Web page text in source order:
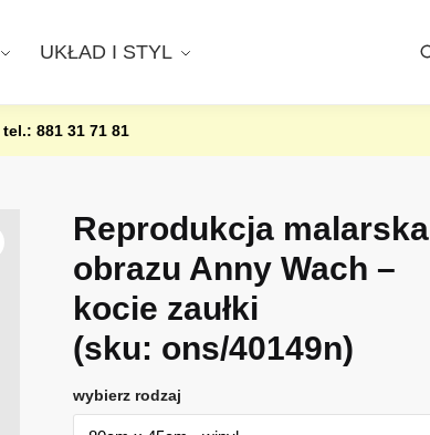
UKŁAD I STYL
tel.: 881 31 71 81
Reprodukcja malarska
obrazu Anny Wach –
kocie zaułki
(sku: ons/40149n)
wybierz rodzaj